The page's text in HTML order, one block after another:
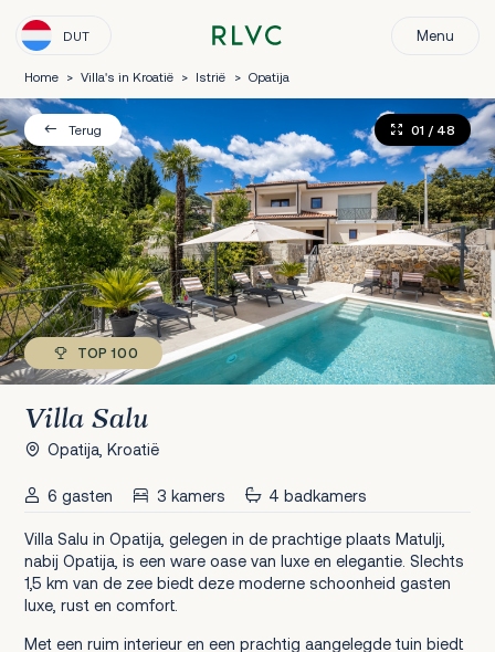
DUT Menu
Home > Villa's in Kroatië > Istrië > Opatija
Terug
TOP 100
01 / 48
Villa Salu
Opatija, Kroatië
6 gasten 3 kamers 4 badkamers
Villa Salu in Opatija, gelegen in de prachtige plaats Matulji,
nabij Opatija, is een ware oase van luxe en elegantie. Slechts
1,5 km van de zee biedt deze moderne schoonheid gasten
luxe, rust en comfort.
Met een ruim interieur en een prachtig aangelegde tuin biedt